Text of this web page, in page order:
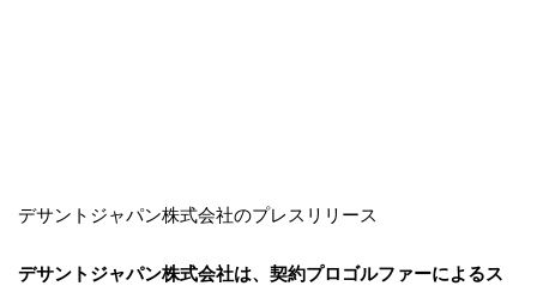
デサントジャパン株式会社のプレスリリース
デサントジャパン株式会社は、契約プロゴルファーによるス